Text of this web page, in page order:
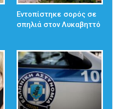
Εντοπίστηκε σορός σε
σπηλιά στον Λυκαβηττό